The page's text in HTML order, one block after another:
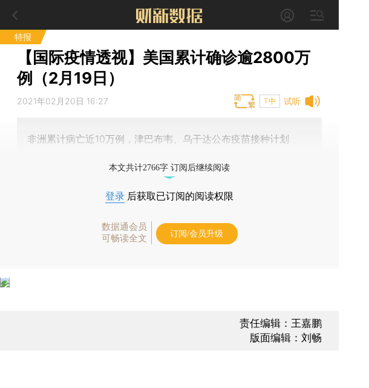
特报
【国际疫情透视】美国累计确诊逾2800万
例（2月19日）
试听
2021年02月20日 16:27 T中
非洲累计病亡近10万例，津巴布韦、乌干达公布疫苗接种计划
本文共计2766字 订阅后继续阅读
登录 后获取已订阅的阅读权限
数据通会员
可畅读全文
订阅/会员升级
责任编辑：王嘉鹏
版面编辑：刘畅